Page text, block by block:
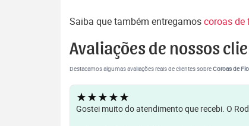
Saiba que também entregamoscoroas de
Avaliações de nossos
Destacamos algumas avaliações reais de clientes sobreCoroas de
★★★★★
Gostei muito do atendimento que recebi. O